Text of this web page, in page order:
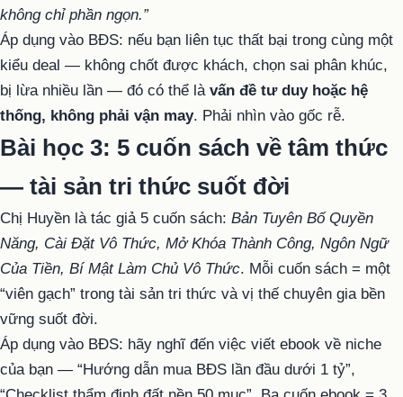
không chỉ phần ngọn.”
Áp dụng vào BĐS: nếu bạn liên tục thất bại trong cùng một
kiểu deal — không chốt được khách, chọn sai phân khúc,
bị lừa nhiều lần — đó có thể là vấn đề tư duy hoặc hệ
thống, không phải vận may. Phải nhìn vào gốc rễ.
Bài học 3: 5 cuốn sách về tâm thức
— tài sản tri thức suốt đời
Chị Huyền là tác giả 5 cuốn sách: Bản Tuyên Bố Quyền
Năng, Cài Đặt Vô Thức, Mở Khóa Thành Công, Ngôn Ngữ
Của Tiền, Bí Mật Làm Chủ Vô Thức. Mỗi cuốn sách = một
“viên gạch” trong tài sản tri thức và vị thế chuyên gia bền
vững suốt đời.
Áp dụng vào BĐS: hãy nghĩ đến việc viết ebook về niche
của bạn — “Hướng dẫn mua BĐS lần đầu dưới 1 tỷ”,